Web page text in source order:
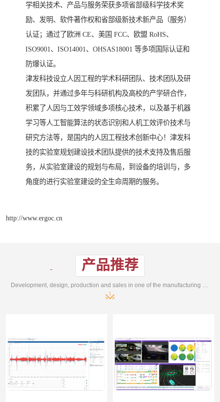
学相关技术、产品与服务荣获多项省部级科学技术奖
励、发明、软件著作权和省部级新技术新产品（服务）
认证；通过了欧洲 CE、美国 FCC、欧盟 RoHS、
ISO9001、ISO14001、OHSAS18001 等多项国际认证和
防爆认证。
津发科技设立人因工程的学术科研团队、技术团队及研
发团队，并通过多年与科研机构及高校的产学研合作，
积累了人因与工效学领域多项核心技术，以及基于机器
学习等人工智能算法的状态识别和人机工效评价技术与
研究方法等，是国内的人因工程技术创新中心！津发科
技的实验室规划建设技术团队提供的技术支持及售后服
务，从实验室建设的规划与布局，到设备的培训与，多
角度的进行实验室建设的全生命周期的服务。
http://www.ergoc.cn
产品推荐
Development, design, production and sales in one of the manufacturing enterprises